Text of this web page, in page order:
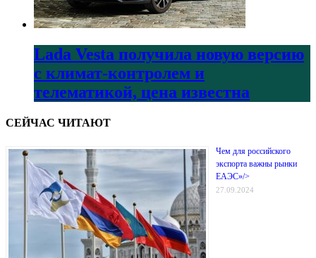
Lada Vesta получила новую версию
с климат-контролем и
телематикой, цена известна
СЕЙЧАС ЧИТАЮТ
Чем для российского
экспорта важны рынки
ЕАЭС»/>
27.09.2024